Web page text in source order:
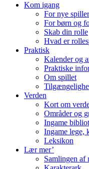
Kom igang
For nye
For børn og
Skab din rolle
Hvad er
Praktisk
Kalender og
Praktiske
Om spillet
Verden
Kort om
Områder og
Ingame
Ingame lege,
Leksikon
Lær mer’
Samlingen af